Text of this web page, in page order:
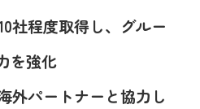
社程度取得し、グルー
を強化
外パートナーと協力し